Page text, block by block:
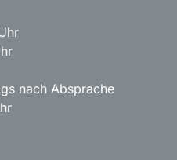
nach Absprache